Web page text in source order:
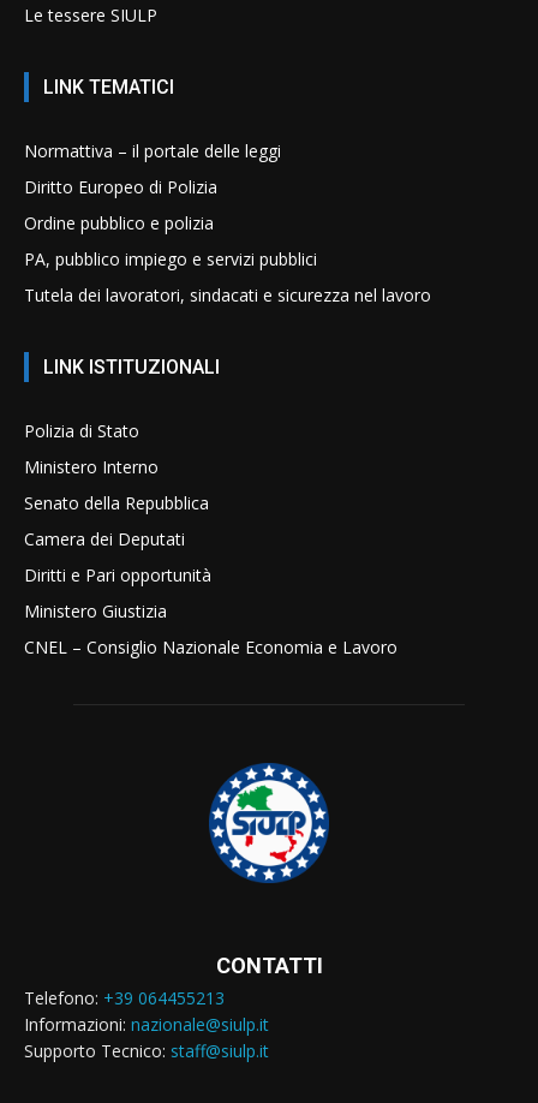
Le tessere SIULP
LINK TEMATICI
Normattiva – il portale delle leggi
Diritto Europeo di Polizia
Ordine pubblico e polizia
PA, pubblico impiego e servizi pubblici
Tutela dei lavoratori, sindacati e sicurezza nel lavoro
LINK ISTITUZIONALI
Polizia di Stato
Ministero Interno
Senato della Repubblica
Camera dei Deputati
Diritti e Pari opportunità
Ministero Giustizia
CNEL – Consiglio Nazionale Economia e Lavoro
CONTATTI
Telefono: +39 064455213
Informazioni: nazionale@siulp.it
Supporto Tecnico: staff@siulp.it